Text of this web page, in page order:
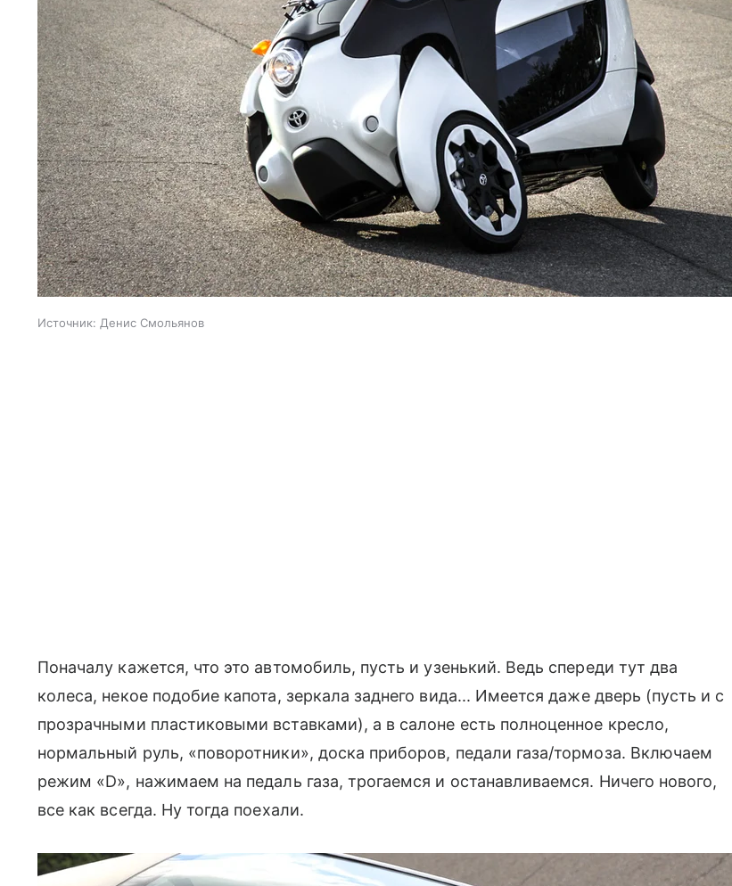
Источник: Денис Смольянов
Поначалу кажется, что это автомобиль, пусть и узенький. Ведь спереди тут два
колеса, некое подобие капота, зеркала заднего вида... Имеется даже дверь (пусть и с
прозрачными пластиковыми вставками), а в салоне есть полноценное кресло,
нормальный руль, «поворотники», доска приборов, педали газа/тормоза. Включаем
режим «D», нажимаем на педаль газа, трогаемся и останавливаемся. Ничего нового,
все как всегда. Ну тогда поехали.